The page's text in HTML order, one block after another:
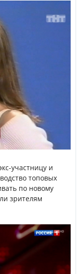
участницу и
топовых
по новому
зрителям